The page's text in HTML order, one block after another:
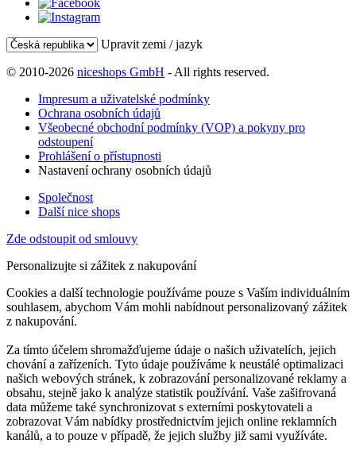
Upravit zemi / jazyk
© 2010-2026 niceshops GmbH - All rights reserved.
Impresum a uživatelské podmínky
Ochrana osobních údajů
Všeobecné obchodní podmínky (VOP) a pokyny pro
odstoupení
Prohlášení o přístupnosti
Nastavení ochrany osobních údajů
Společnost
Další nice shops
Zde odstoupit od smlouvy
Personalizujte si zážitek z nakupování
Cookies a další technologie používáme pouze s Vaším individuálním
souhlasem, abychom Vám mohli nabídnout personalizovaný zážitek
z nakupování.
Za tímto účelem shromažďujeme údaje o našich uživatelích, jejich
chování a zařízeních. Tyto údaje používáme k neustálé optimalizaci
našich webových stránek, k zobrazování personalizované reklamy a
obsahu, stejně jako k analýze statistik používání. Vaše zašifrovaná
data můžeme také synchronizovat s externími poskytovateli a
zobrazovat Vám nabídky prostřednictvím jejich online reklamních
kanálů, a to pouze v případě, že jejich služby již sami využíváte.